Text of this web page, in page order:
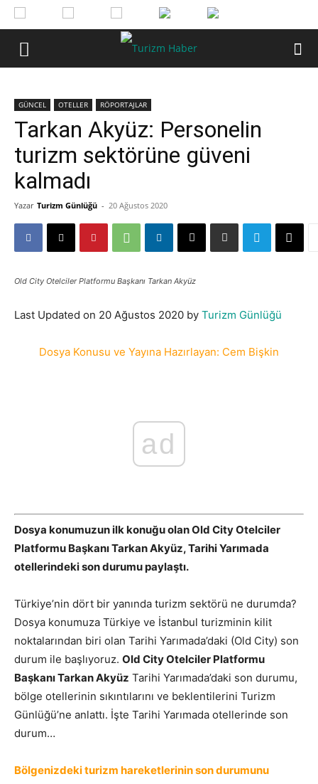
GÜNCEL OTELLER RÖPORTAJLAR
Tarkan Akyüz: Personelin
turizm sektörüne güveni
kalmadı
Yazar Turizm Günlüğü - 20 Ağustos 2020
Old City Otelciler Platformu Başkanı Tarkan Akyüz
Last Updated on 20 Ağustos 2020 by Turizm Günlüğü
Dosya Konusu ve Yayına Hazırlayan: Cem Bişkin
ad
Dosya konumuzun ilk konuğu olan Old City Otelciler
Platformu Başkanı Tarkan Akyüz, Tarihi Yarımada
otellerindeki son durumu paylaştı.
Türkiye’nin dört bir yanında turizm sektörü ne durumda?
Dosya konumuza Türkiye ve İstanbul turizminin kilit
noktalarından biri olan Tarihi Yarımada’daki (Old City) son
durum ile başlıyoruz. Old City Otelciler Platformu
Başkanı Tarkan Akyüz Tarihi Yarımada’daki son durumu,
bölge otellerinin sıkıntılarını ve beklentilerini Turizm
Günlüğü’ne anlattı. İşte Tarihi Yarımada otellerinde son
durum…
Bölgenizdeki turizm hareketlerinin son durumunu